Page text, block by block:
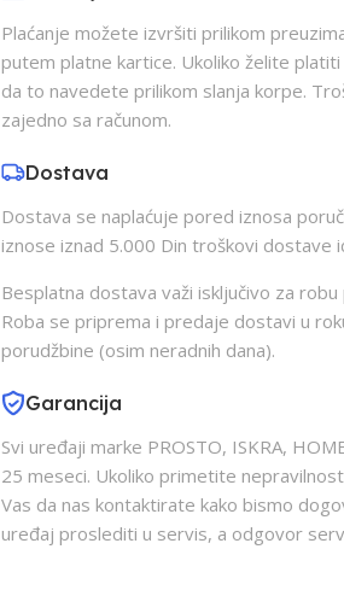
Plaćanje možete izvršiti prilikom
putem platne kartice. Ukoliko želite
da to navedete prilikom slanja korpe.
zajedno sa računom.
Dostava
Dostava se naplaćuje pored iznosa
iznose iznad 5.000 Din troškovi dostave
Besplatna dostava važi isključivo za
Roba se priprema i predaje dostavi u
porudžbine (osim neradnih dana).
Garancija
Svi uređaji marke PROSTO, ISKRA,
25 meseci. Ukoliko primetite
Vas da nas kontaktirate kako bismo
uređaj proslediti u servis, a odgovor